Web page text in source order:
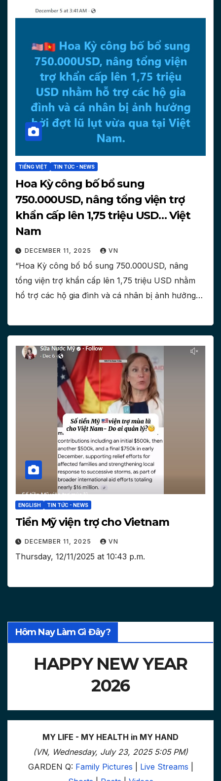
TIẾNG VIỆT TIN TỨC - NEWS
Hoa Kỳ công bố bổ sung
750.000USD, nâng tổng viện trợ
khẩn cấp lên 1,75 triệu USD… Việt
Nam
DECEMBER 11, 2025 VN
“Hoa Kỳ công bố bổ sung 750.000USD, nâng
tổng viện trợ khẩn cấp lên 1,75 triệu USD nhằm
hổ trợ các hộ gia đình và cá nhân bị ảnh hưởng…
ENGLISH TIN TỨC - NEWS
Tiền Mỹ viện trợ cho Vietnam
DECEMBER 11, 2025 VN
Thursday, 12/11/2025 at 10:43 p.m.
Hôm Nay Làm Gì Đây?
HAPPY NEW YEAR
2026
MY LIFE - MY HEALTH in MY HAND
(VN, Wednesday, July 23, 2025 5:05 PM)
GARDEN Q: Family Pictures Live Streams